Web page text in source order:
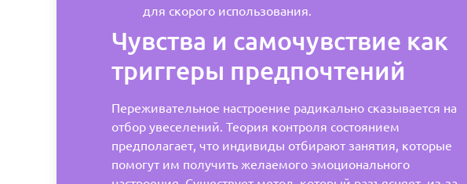
для скорого использования.
Чувства и самочувствие как
триггеры предпочтений
Переживательное настроение радикально сказывается на
отбор увеселений. Теория контроля состоянием
предполагает, что индивиды отбирают занятия, которые
помогут им получить желаемого эмоционального